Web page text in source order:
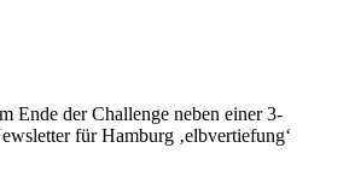
Ende der Challenge neben einer 3-
für Hamburg ‚elbvertiefung‘